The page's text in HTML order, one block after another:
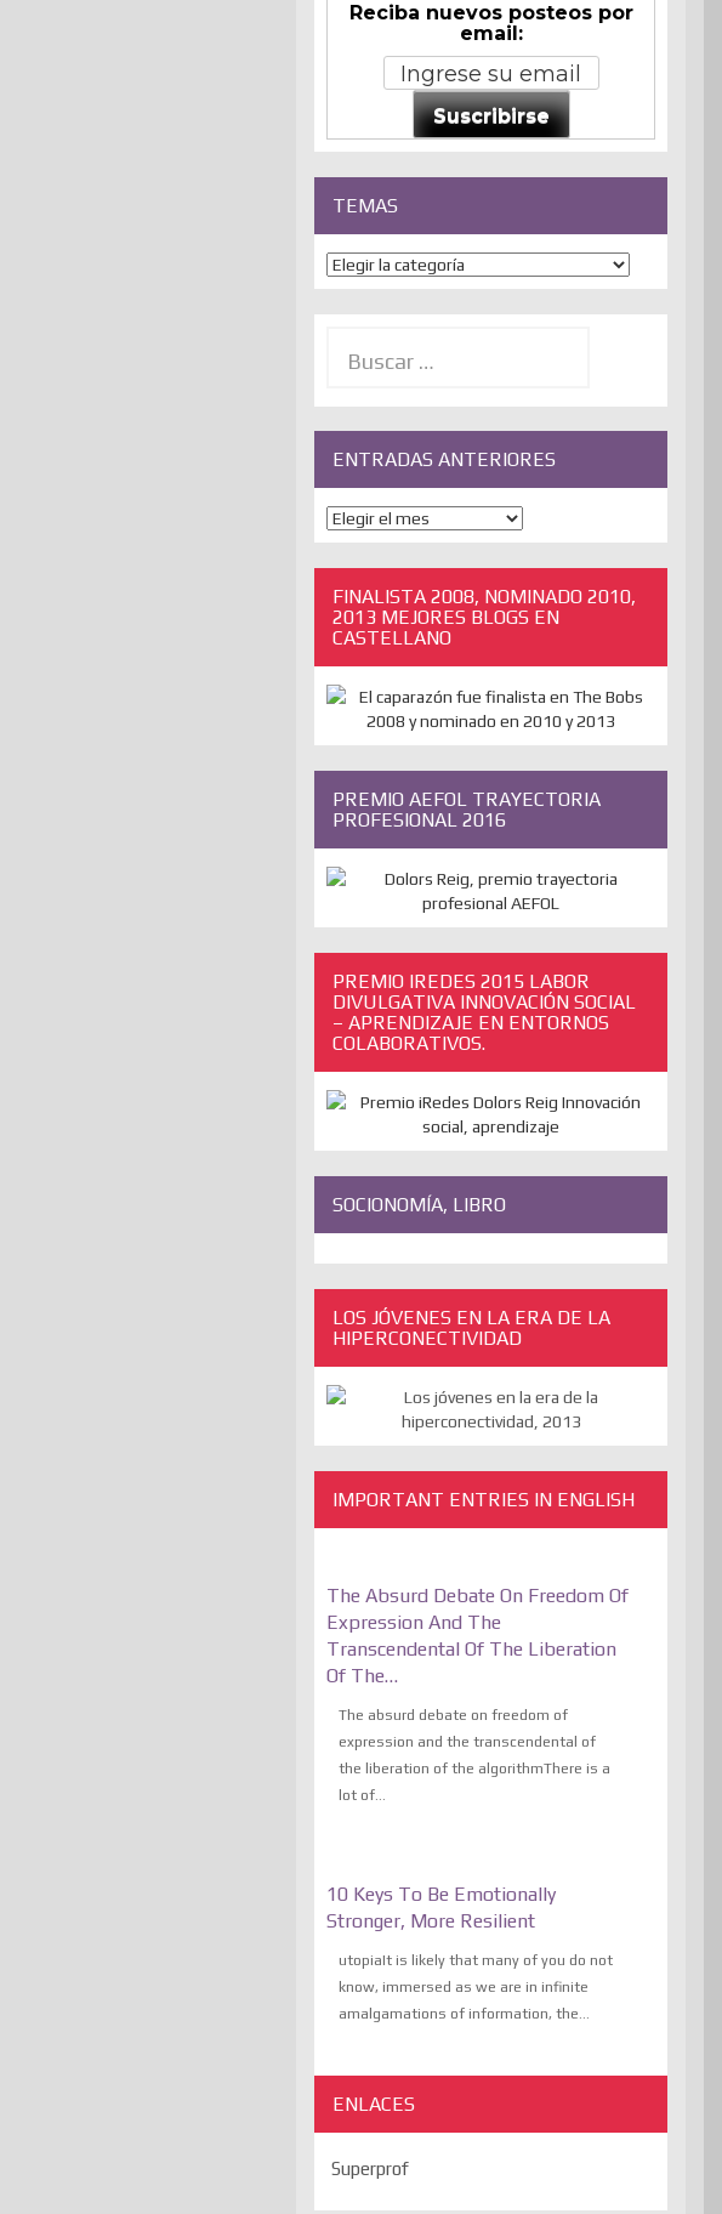
Reciba nuevos posteos por
email:
Suscribirse
TEMAS
Temas
ENTRADAS ANTERIORES
ENTRADAS
ANTERIORES
FINALISTA 2008, NOMINADO 2010,
2013 MEJORES BLOGS EN
CASTELLANO
PREMIO AEFOL TRAYECTORIA
PROFESIONAL 2016
PREMIO IREDES 2015 LABOR
DIVULGATIVA INNOVACIÓN SOCIAL
– APRENDIZAJE EN ENTORNOS
COLABORATIVOS.
SOCIONOMÍA, LIBRO
LOS JÓVENES EN LA ERA DE LA
HIPERCONECTIVIDAD
IMPORTANT ENTRIES IN ENGLISH
The Absurd Debate On Freedom Of
Expression And The
Transcendental Of The Liberation
Of The…
The absurd debate on freedom of
expression and the transcendental of
the liberation of the algorithmThere is a
lot of...
10 Keys To Be Emotionally
Stronger, More Resilient
utopiaIt is likely that many of you do not
know, immersed as we are in infinite
amalgamations of information, the...
ENLACES
Superprof